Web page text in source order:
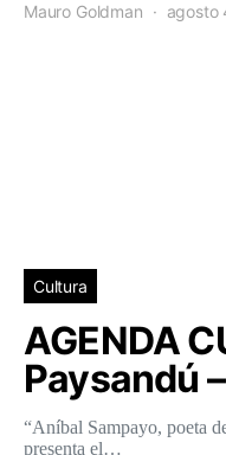
Mauro Goldman agosto
Cultura
AGENDA
Paysandú
“Aníbal Sampayo, poeta
presenta el…